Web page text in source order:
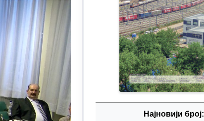
Најновији број: